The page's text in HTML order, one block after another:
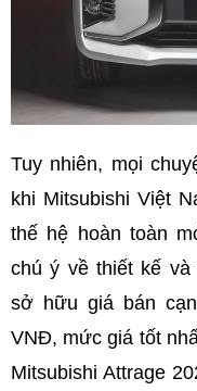
Tuy nhiên, mọi
khi Mitsubishi Việt
thế hệ hoàn toàn
chú ý về thiết kế và
sở hữu giá bán
VNĐ, mức giá tốt
Mitsubishi Attrage